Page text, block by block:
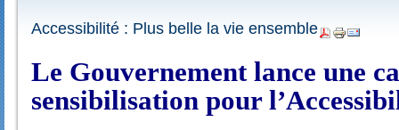
Accessibilité : Plus belle la vie ensemble
Le Gouvernement lance une
sensibilisation pour